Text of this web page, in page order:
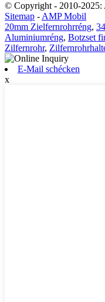
© Copyright - 2010-2025:
Sitemap - AMP Mobil
20mm Zielfernrohrréng,
Aluminiumréng, Botzset
Zilfernrohr,
E-Mail schécken
x